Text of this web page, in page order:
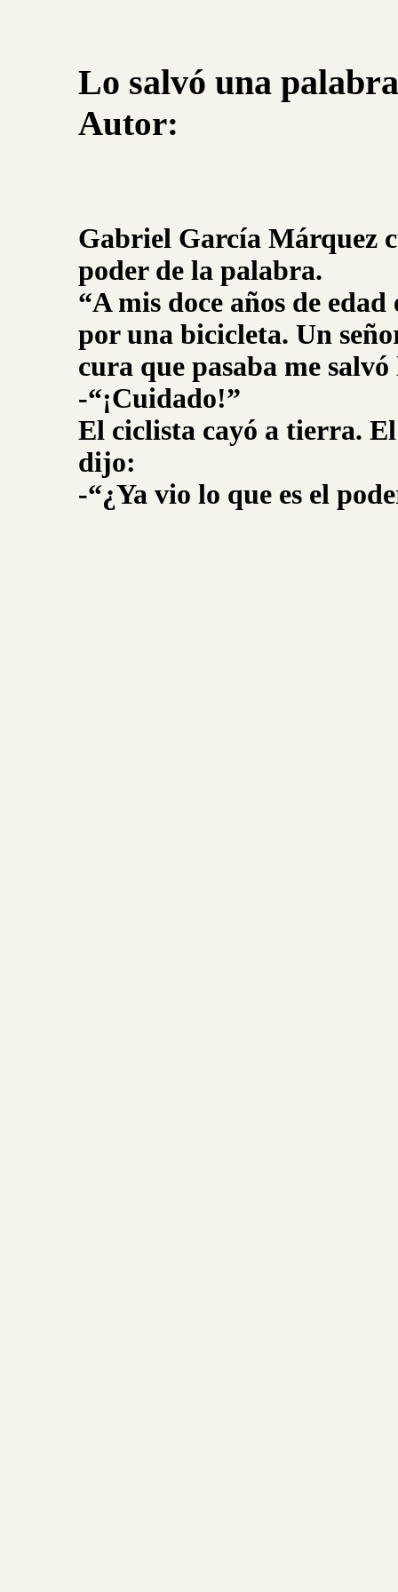
Lo salvó una palabra
Autor:
Gabriel García Márquez
poder de la palabra.
“A mis doce años de
por una bicicleta. Un
cura que pasaba me
-“¡Cuidado!”
El ciclista cayó a tierra.
dijo:
-“¿Ya vio lo que es el